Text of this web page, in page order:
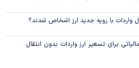
واردات با رویه جدید ارز اشخاص شدند؟
برای تسعیر ارز واردات بدون انتقال